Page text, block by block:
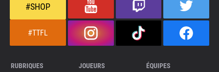
#SHOP
#TTFL
RUBRIQUES
JOUEURS ÉQUIPES